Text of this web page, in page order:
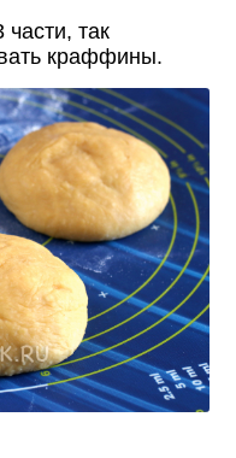
так
краффины.